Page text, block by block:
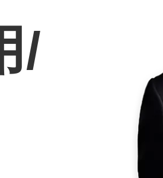
・バリュー
圭佑）
/